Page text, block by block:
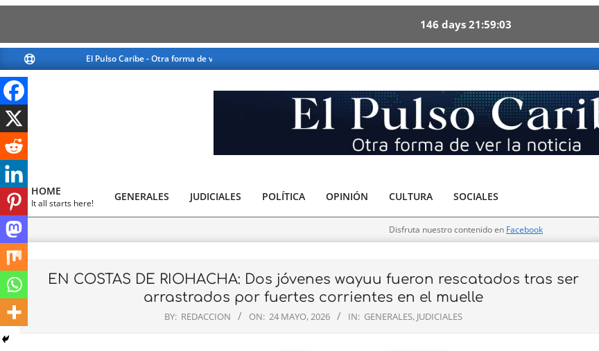
146 days 21 59 02
to
content
El Pulso Caribe - Otra forma de ver la noticia
El
Caribe
Primary
Navigation
Menu
HOME
It all starts here!
GENERALES JUDICIALES POLÍTICA OPINIÓN CULTURA SOCIALES
Disfruta nuestro contenido en Facebook
EN COSTAS DE RIOHACHA: Dos jóvenes wayuu fueron rescatados tras ser
arrastrados por fuertes corrientes en el muelle
BY: REDACCION ON: 24 MAYO, 2026 IN: GENERALES, JUDICIALES